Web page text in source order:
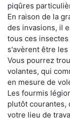
piqûres
En raison de la
des invasions, il
tous ces
s'avèrent être
Vous pourrez
volantes, qui
en mesure de
Les fourmis
plutôt courantes,
votre lieu de